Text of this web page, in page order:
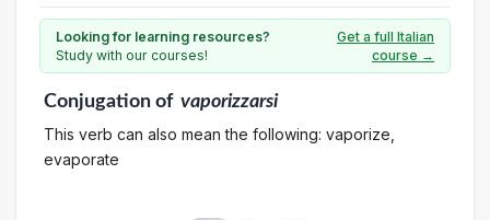
Looking for learning resources?
Study with our courses!
Get a full Italian
course →
Conjugationof vaporizzarsi
This verb can also mean the following: vaporize,
evaporate